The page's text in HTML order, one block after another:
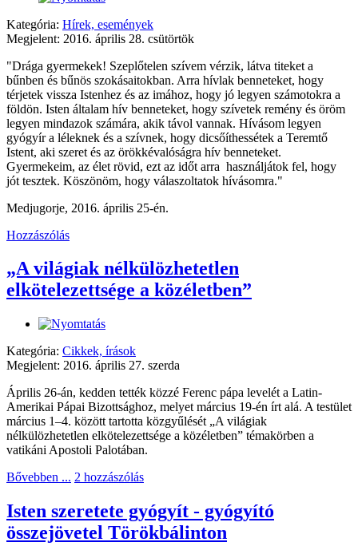
Kategória: Hírek, események
Megjelent: 2016. április 28. csütörtök
"Drága gyermekek! Szeplőtelen szívem vérzik, látva titeket a
bűnben és bűnös szokásaitokban. Arra hívlak benneteket, hogy
térjetek vissza Istenhez és az imához, hogy jó legyen számotokra a
földön. Isten általam hív benneteket, hogy szívetek remény és öröm
legyen mindazok számára, akik távol vannak. Hívásom legyen
gyógyír a léleknek és a szívnek, hogy dicsőíthessétek a Teremtő
Istent, aki szeret és az örökkévalóságra hív benneteket.
Gyermekeim, az élet rövid, ezt az időt arra használjátok fel, hogy
jót tesztek. Köszönöm, hogy válaszoltatok hívásomra."
Medjugorje, 2016. április 25-én.
Hozzászólás
„A világiak nélkülözhetetlen
elkötelezettsége a közéletben”
Kategória: Cikkek, írások
Megjelent: 2016. április 27. szerda
Április 26-án, kedden tették közzé Ferenc pápa levelét a Latin-
Amerikai Pápai Bizottsághoz, melyet március 19-én írt alá. A testület
március 1–4. között tartotta közgyűlését „A világiak
nélkülözhetetlen elkötelezettsége a közéletben” témakörben a
vatikáni Apostoli Palotában.
Bővebben ... 2 hozzászólás
Isten szeretete gyógyít - gyógyító
összejövetel Törökbálinton